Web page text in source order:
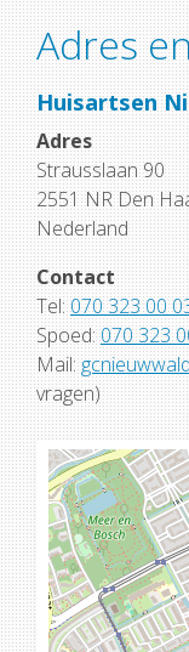
Adres
Huisartsen
Adres
Strausslaan 90
2551 NR Den
Nederland
Contact
Tel:070 323 00
Spoed:070 323
Mail:
vragen)